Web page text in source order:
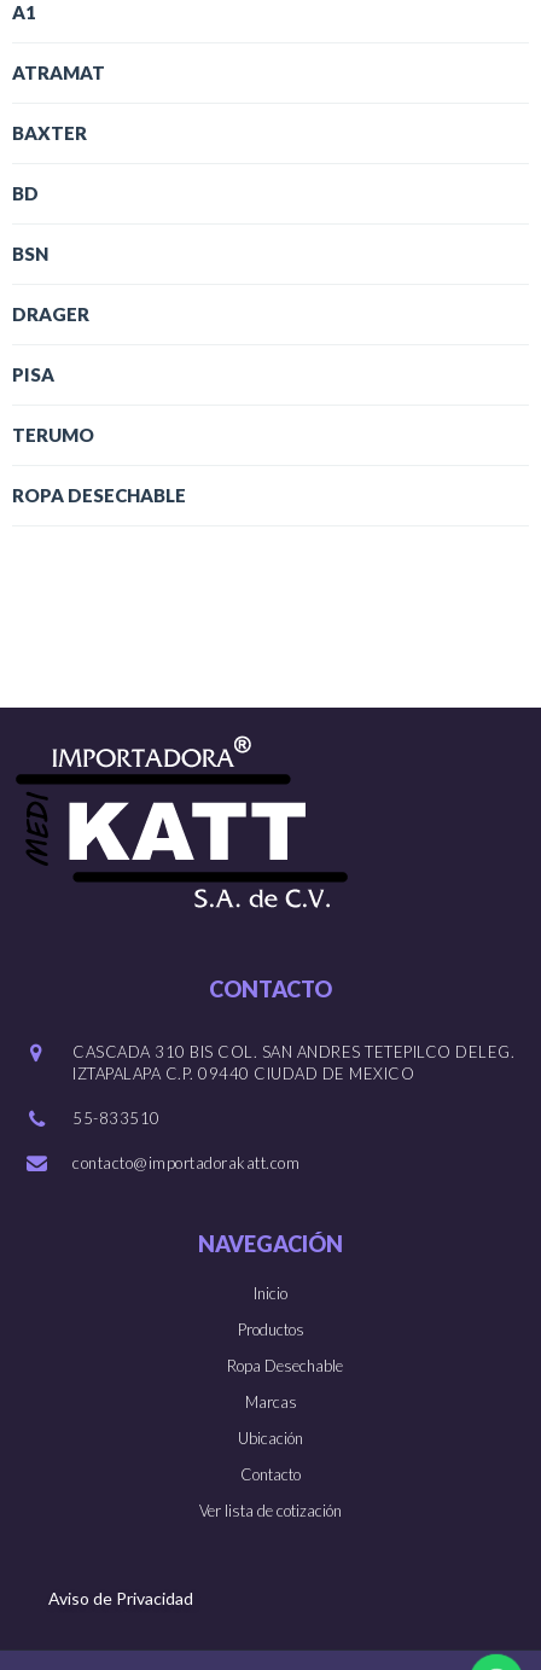
A1
ATRAMAT
BAXTER
BD
BSN
DRAGER
PISA
TERUMO
ROPA DESECHABLE
CONTACTO
CASCADA 310 BIS COL. SAN ANDRES TETEPILCO DELEG.
IZTAPALAPA C.P. 09440 CIUDAD DE MEXICO
55-833510
contacto@importadorakatt.com
NAVEGACIÓN
Inicio
Productos
Ropa Desechable
Marcas
Ubicación
Contacto
Ver lista de cotización
Aviso de Privacidad